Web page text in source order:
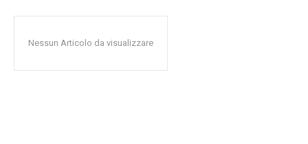
Nessun Articolo da visualizzare